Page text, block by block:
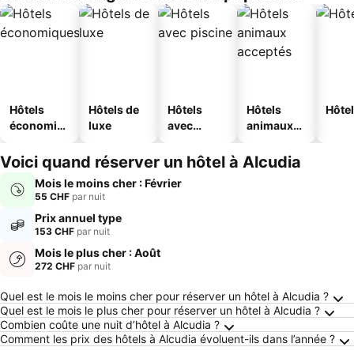
Hôtels
économiq
Hôtels de
luxe
Hôtels
avec
Hôtels
animaux
Voici quand réserver un hôtel à Alcudia
Mois le moins cher : Février
55 CHF par nuit
Prix annuel type
153 CHF par nuit
Mois le plus cher : Août
272 CHF par nuit
Frequently Asked Questions about Alcudia
Quel est le mois le moins cher pour réserver un hôtel à Alcudia ?
Quel est le mois le plus cher pour réserver un hôtel à Alcudia ?
Combien coûte une nuit d’hôtel à Alcudia ?
Comment les prix des hôtels à Alcudia évoluent-ils dans l’année ?